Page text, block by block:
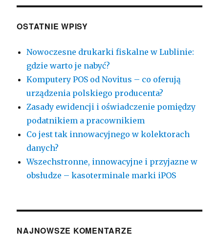
OSTATNIE WPISY
Nowoczesne drukarki fiskalne w Lublinie:
gdzie warto je nabyć?
Komputery POS od Novitus – co oferują
urządzenia polskiego producenta?
Zasady ewidencji i oświadczenie pomiędzy
podatnikiem a pracownikiem
Co jest tak innowacyjnego w kolektorach
danych?
Wszechstronne, innowacyjne i przyjazne w
obsłudze – kasoterminale marki iPOS
NAJNOWSZE KOMENTARZE